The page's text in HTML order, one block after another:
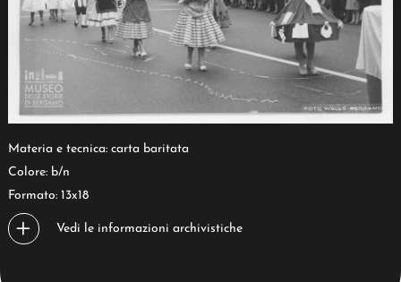
Materia e tecnica: carta baritata
Colore: b/n
Formato: 13x18
Vedi le informazioni archivistiche